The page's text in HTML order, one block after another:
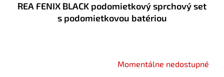
REA FENIX BLACK podomietkový sprchový set
s podomietkovou batériou
Momentálne nedostupné